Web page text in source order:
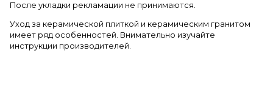
После укладки рекламации не принимаются.
Уход за керамической плиткой и керамическим гранитом
имеет ряд особенностей. Внимательно изучайте
инструкции производителей.